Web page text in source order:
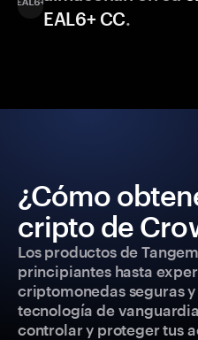
EAL6+ CC.
¿Cómo
cripto de
Los productos de
principiantes hasta
criptomonedas seguras
tecnología de
controlar y proteger tus